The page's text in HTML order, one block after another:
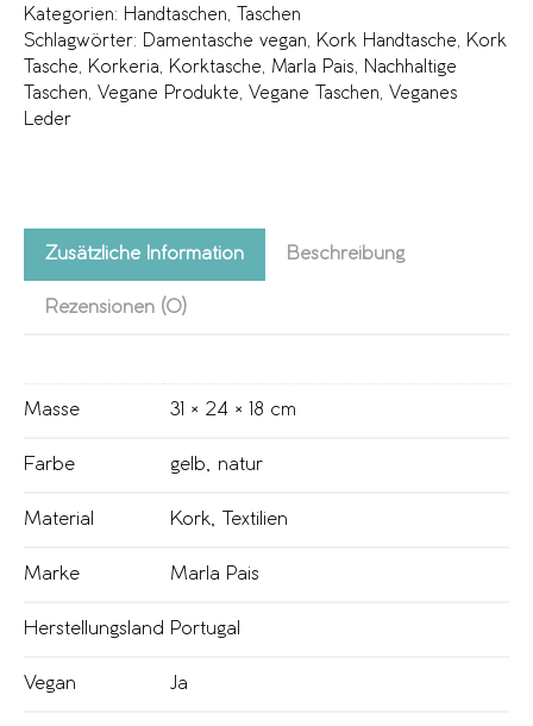
Kategorien: Handtaschen,
Taschen
Schlagwörter: Damentasche vegan, Kork Handtasche, Kork
Tasche, Korkeria, Korktasche, Marla Pais,
Nachhaltige
Taschen, Vegane Produkte, Vegane Taschen, Veganes
Leder
Zusätzliche Information Beschreibung
Rezensionen (0)
Masse 31 × 24 × 18 cm
Farbe gelb, natur
Material Kork, Textilien
Marke Marla Pais
Herstellungsland Portugal
Vegan Ja